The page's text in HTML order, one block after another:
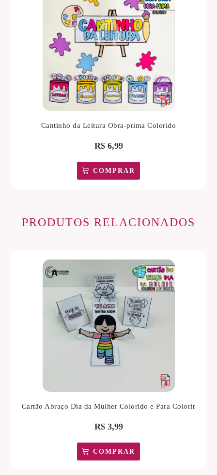
Cantinho da Leitura Obra-prima Colorido
R$6,99
COMPRAR
PRODUTOS RELACIONADOS
Cartão Abraço Dia da Mulher Colorido e Para Colorir
R$3,99
COMPRAR